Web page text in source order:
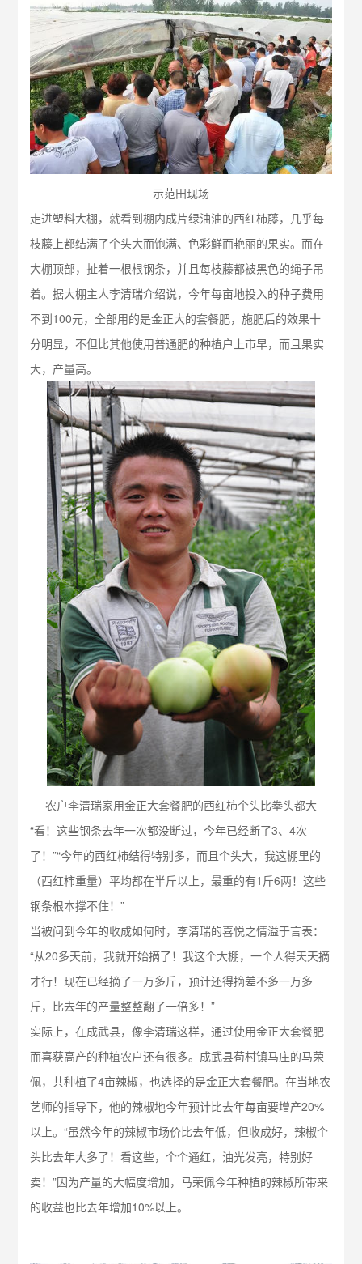
示范田现场
走进塑料大棚，就看到棚内成片绿油油的西红柿藤，几乎每
枝藤上都结满了个头大而饱满、色彩鲜而艳丽的果实。而在
大棚顶部，扯着一根根钢条，并且每枝藤都被黑色的绳子吊
着。据大棚主人李清瑞介绍说，今年每亩地投入的种子费用
不到100元，全部用的是金正大的套餐肥，施肥后的效果十
分明显，不但比其他使用普通肥的种植户上市早，而且果实
大，产量高。
农户李清瑞家用金正大套餐肥的西红柿个头比拳头都大
“看！这些钢条去年一次都没断过，今年已经断了3、4次
了！”“今年的西红柿结得特别多，而且个头大，我这棚里的
（西红柿重量）平均都在半斤以上，最重的有1斤6两！这些
钢条根本撑不住！”
当被问到今年的收成如何时，李清瑞的喜悦之情溢于言表：
“从20多天前，我就开始摘了！我这个大棚，一个人得天天摘
才行！现在已经摘了一万多斤，预计还得摘差不多一万多
斤，比去年的产量整整翻了一倍多！”
实际上，在成武县，像李清瑞这样，通过使用金正大套餐肥
而喜获高产的种植农户还有很多。成武县苟村镇马庄的马荣
佩，共种植了4亩辣椒，也选择的是金正大套餐肥。在当地农
艺师的指导下，他的辣椒地今年预计比去年每亩要增产20%
以上。“虽然今年的辣椒市场价比去年低，但收成好，辣椒个
头比去年大多了！看这些，个个通红，油光发亮，特别好
卖！”因为产量的大幅度增加，马荣佩今年种植的辣椒所带来
的收益也比去年增加10%以上。